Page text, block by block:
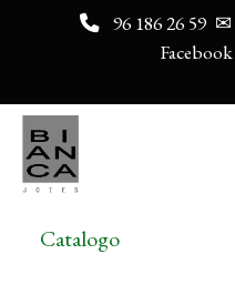
96 186 26 59 ✉
Facebook
Catalogo